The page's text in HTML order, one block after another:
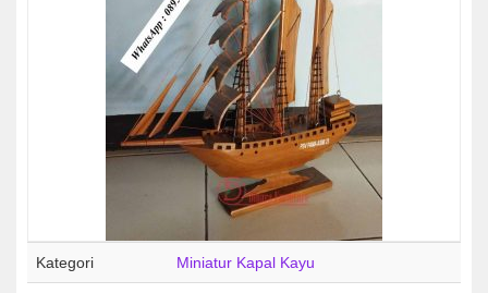
Kategori Miniatur Kapal Kayu